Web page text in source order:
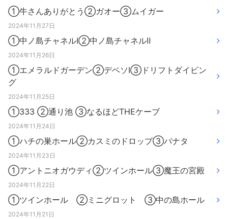
①牛さんありがとう②ガオー③ムイガー
2024年11月27日
①中ノ島チャネルⅠ②中ノ島チャネルⅡ
2024年11月26日
①エメラルドガーデン②デベソⅠ③ドリフトダイビン
グ
2024年11月25日
①333 ②通り池 ③なるほどTHEケーブ
2024年11月24日
①ハチの巣ホール②カスミのドロップ③パナタ
2024年11月23日
①アントニオガウディ②ツインホール③魔王の宮殿
2024年11月22日
①ツインホール ②ミニグロット ③中の島ホール
2024年11月21日